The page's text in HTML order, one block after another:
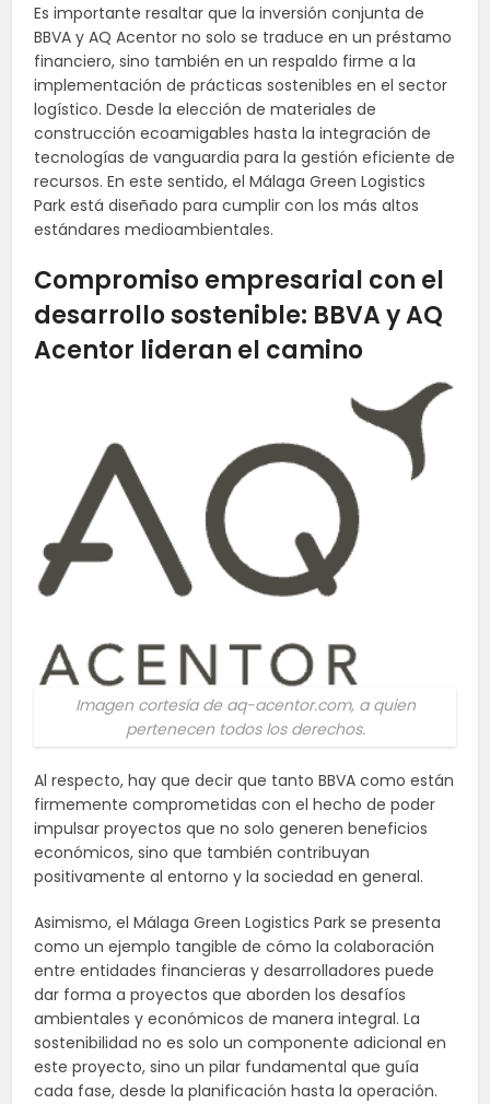
Es importante resaltar que la inversión conjunta de
BBVA y AQ Acentor no solo se traduce en un préstamo
financiero, sino también en un respaldo firme a la
implementación de prácticas sostenibles en el sector
logístico. Desde la elección de materiales de
construcción ecoamigables hasta la integración de
tecnologías de vanguardia para la gestión eficiente de
recursos. En este sentido, el Málaga Green Logistics
Park está diseñado para cumplir con los más altos
estándares medioambientales.
Compromiso empresarial con el
desarrollo sostenible: BBVA y AQ
Acentor lideran el camino
Imagen cortesía de aq-acentor.com, a quien
pertenecen todos los derechos.
Al respecto, hay que decir que tanto BBVA como están
firmemente comprometidas con el hecho de poder
impulsar proyectos que no solo generen beneficios
económicos, sino que también contribuyan
positivamente al entorno y la sociedad en general.
Asimismo, el Málaga Green Logistics Park se presenta
como un ejemplo tangible de cómo la colaboración
entre entidades financieras y desarrolladores puede
dar forma a proyectos que aborden los desafíos
ambientales y económicos de manera integral. La
sostenibilidad no es solo un componente adicional en
este proyecto, sino un pilar fundamental que guía
cada fase, desde la planificación hasta la operación.